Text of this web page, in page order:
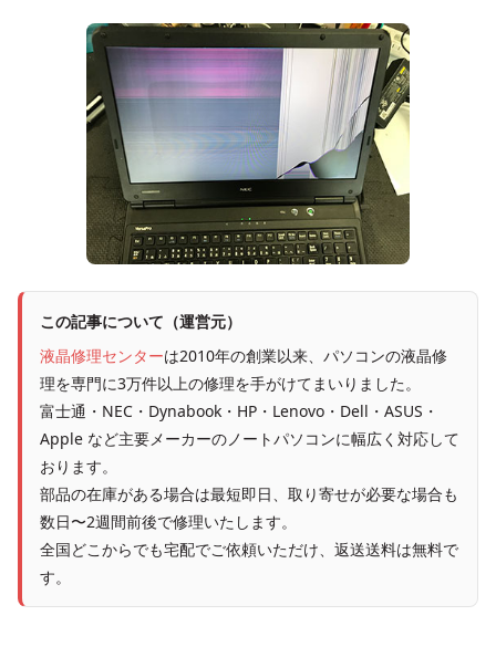
この記事について（運営元）
液晶修理センターは2010年の創業以来、パソコンの液晶修
理を専門に3万件以上の修理を手がけてまいりました。
富士通・NEC・Dynabook・HP・Lenovo・Dell・ASUS・
Apple など主要メーカーのノートパソコンに幅広く対応して
おります。
部品の在庫がある場合は最短即日、取り寄せが必要な場合も
数日〜2週間前後で修理いたします。
全国どこからでも宅配でご依頼いただけ、返送送料は無料で
す。